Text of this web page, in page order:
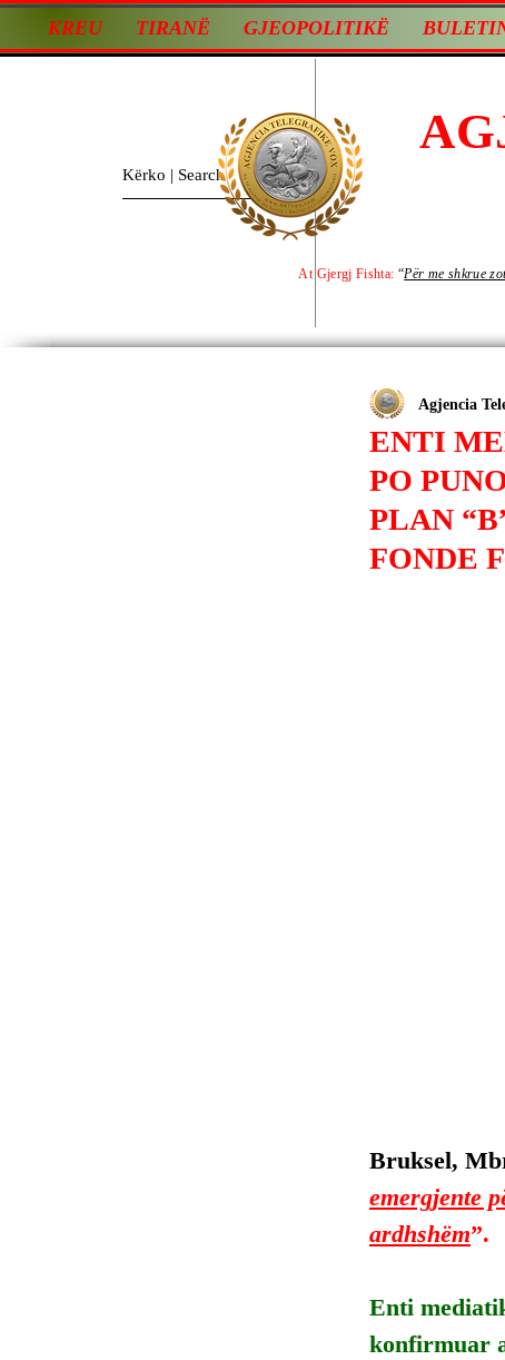
KREU TIRANË GJEOPOLITIKË
At Gjergj Fishta: “Për me shkrue
ENTI
PO
PLAN
FONDE
Agjencia
Bruksel,
emergjente
ardhshëm”.
Enti
konfirmuar